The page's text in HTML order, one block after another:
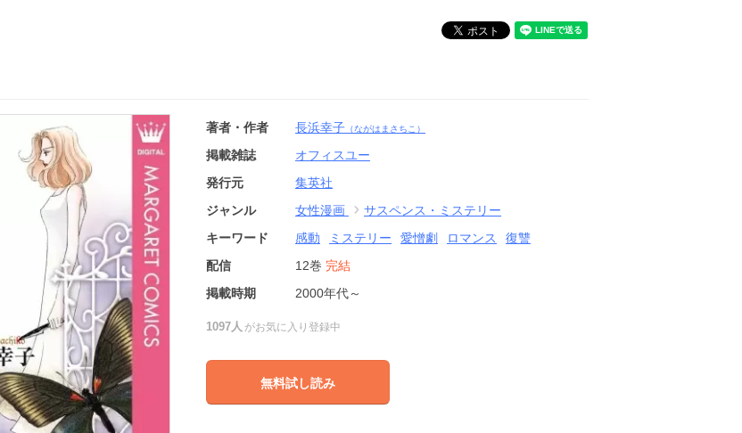
著者・作者 長浜幸子 （ながはまさちこ）
掲載雑誌
オフィスユー
発行元
集英社
ジャンル
女性漫画
サスペンス・ミステリー
キーワード
感動 ミステリー 愛憎劇 ロマンス
復讐
配信
12巻 完結
掲載時期
2000年代～
1097人 がお気に入り登録中
無料試し読み